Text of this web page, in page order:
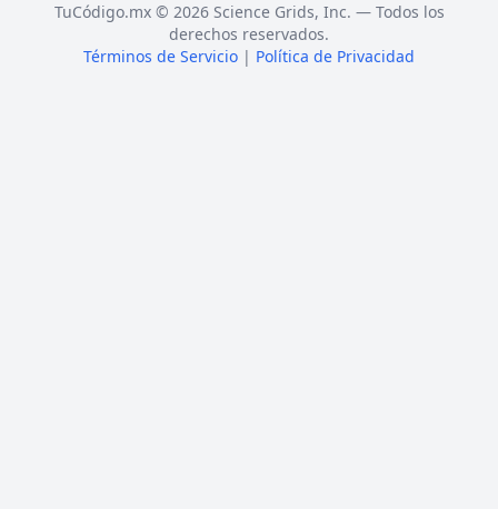
TuCódigo.mx © 2026 Science Grids, Inc. — Todos los
derechos reservados.
Términos de Servicio | Política de Privacidad